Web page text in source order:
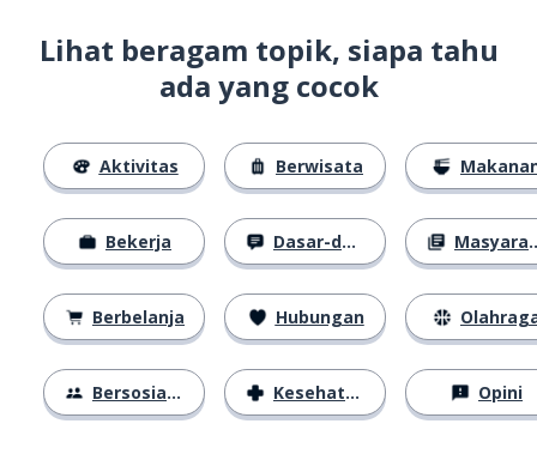
Lihat beragam topik, siapa tahu
ada yang cocok
Aktivitas
Bekerja
Berbelanja
Bersosialisasi
Berwisata
Dasar-dasar
Hubungan
Kesehatan
Masyarakat
Opini